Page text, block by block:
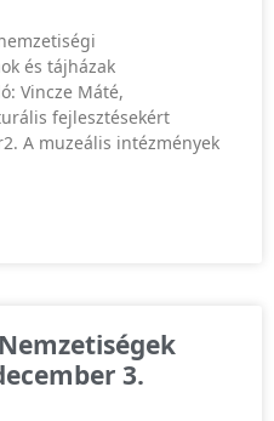
és tájházak
Vincze Máté,
fejlesztésekért
A muzeális intézmények
3.